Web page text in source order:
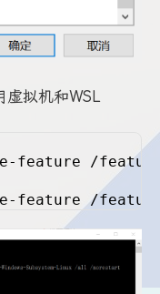
虚拟机和WSL
feature /
feature /